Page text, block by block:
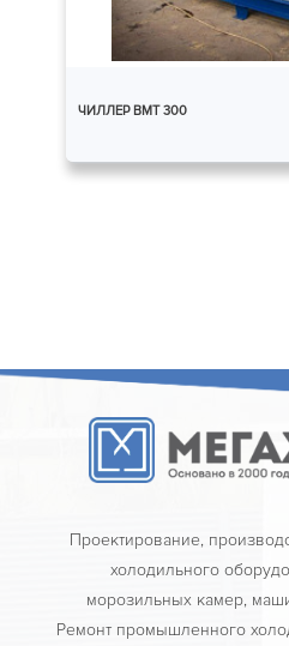
ЧИЛЛЕР ВМТ 300
Проектирование,
холодильного
морозильных камер,
Ремонт промышленного